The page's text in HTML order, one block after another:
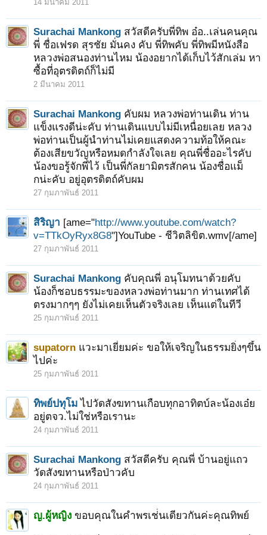
14 มีนาคม 2011
Surachai Mankong สวัสดีครับพี่ทิพ อ๋อ..เล่นคนคุณ
พี่ ชื่อเฟรด สุรชัย มั่นคง คับ พี่ทิพคับ พี่ทิพมีหนังสือ
หลวงพ่อสนองท่านไหม น้องอยากได้เก็บไว้สักเล่ม หา
ซื้อที่อุตรดิตถ์ก็ไม่มี
2 มีนาคม 2011
Surachai Mankong คับผม หลวงพ่อท่านเดิน ท่าน
แข็งแรงดีน่ะคับ ท่านเดินแบบไม่มีเหนื่อยเลย หลวง
พ่อท่านเป็นผู้นำท่านไม่เคยแสดงความท้อให้คณะ
ต้องเสียขวัญหรือหมดกำลังใจเลย คุณพี่ชื่ออะไรคับ
น้องขอรู้จักพี่ไว้ เป็นพี่กัลยามิตรสักคน น้องชื่อแม็
กน่ะคับ อยู่อุตรดิตถ์คับผม
27 กุมภาพันธ์ 2011
สิริญา [ame="http://www.youtube.com/watch?
v=TTkOyRyx8G8"]YouTube - ชีวิตลิขิต.wmv[/ame]
27 กุมภาพันธ์ 2011
Surachai Mankong คับคุณพี่ อนุโมทนาด้วยคับ
น้องก็ชอบธรรมะของหลวงพ่อท่านมาก ท่านเทศได้
ตรงมากๆๆ ยังไม่เคยเห็นตัวจริงเลย เห็นแต่ในทีวี
25 กุมภาพันธ์ 2011
supatorn แวะมาเยี่ยมค่ะ ขอให้เจริญในธรรมยิ่งๆขึ้น
ไปค่ะ
25 กุมภาพันธ์ 2011
ทิพย์ปทุโม ไปวัดสังฆทานเกือบทุกอาทิตบ์ละน้องเอ๋ย
อยู่ตจว.ไม่ใช่หรือเรานะ
24 กุมภาพันธ์ 2011
Surachai Mankong สวัสดีครับ คุณพี่ บ้านอยู่แถว
วัดสังฆทานหรือป่าวคับ
24 กุมภาพันธ์ 2011
ญ.ผู้หญิง ขอบคุณในคำพรเช่่นเดียวกันค่ะคุณทิพย์
ถัดไป >